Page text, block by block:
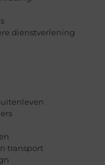
dienstverlening
transport